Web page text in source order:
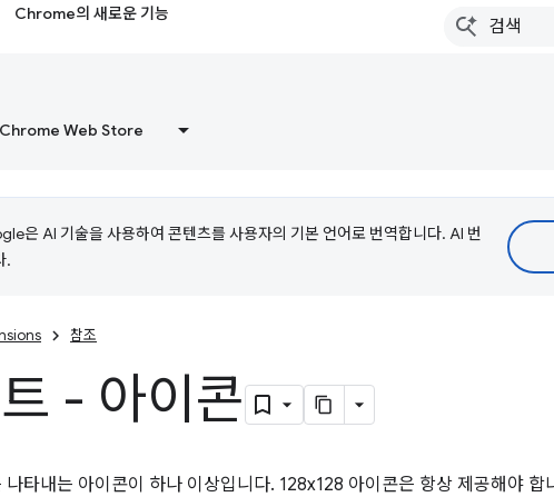
Chrome의 새로운 기능
Chrome Web Store
은 AI 기술을 사용하여 콘텐츠를 사용자의 기본 언어로 번역합니다. AI 번
.
참조
- 아이콘
타내는 아이콘이 하나 이상입니다. 128x128 아이콘은 항상 제공해야 합